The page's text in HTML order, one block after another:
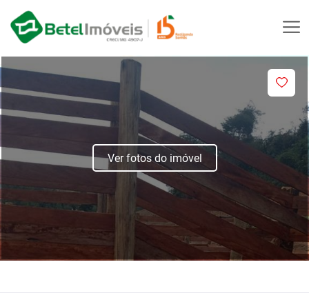
Ver fotos do imóvel